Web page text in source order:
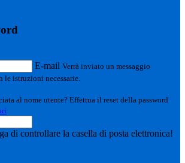
E-mail Verrà inviato un messaggio
istruzioni necessarie.
al nome utente? Effettua il reset della password
di controllare la casella di posta elettronica!